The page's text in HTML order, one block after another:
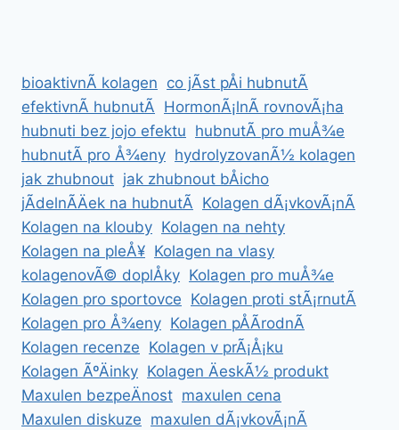
bioaktivnÃ­ kolagen co jÃ­st pÅi hubnutÃ­
efektivnÃ­ hubnutÃ­ HormonÃ¡lnÃ­ rovnovÃ¡ha
hubnuti bez jojo efektu hubnutÃ­ pro muÅ¾e
hubnutÃ­ pro Å¾eny hydrolyzovanÃ½ kolagen
jak zhubnout jak zhubnout bÅicho
jÃ­delnÃ­Äek na hubnutÃ­ Kolagen dÃ¡vkovÃ¡nÃ­
Kolagen na klouby Kolagen na nehty
Kolagen na pleÅ¥ Kolagen na vlasy
kolagenovÃ© doplÅky Kolagen pro muÅ¾e
Kolagen pro sportovce Kolagen proti stÃ¡rnutÃ­
Kolagen pro Å¾eny Kolagen pÅÃ­rodnÃ­
Kolagen recenze Kolagen v prÃ¡Å¡ku
Kolagen ÃºÄinky Kolagen ÄeskÃ½ produkt
Maxulen bezpeÄnost maxulen cena
Maxulen diskuze maxulen dÃ¡vkovÃ¡nÃ­